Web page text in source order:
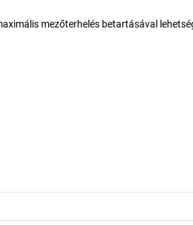
mezőterhelés betartásával